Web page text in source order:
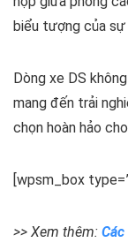
biểu tượng của
Dòng xe DS
mang đến trải
chọn hoàn hảo
[wpsm_box
>> Xem thêm: